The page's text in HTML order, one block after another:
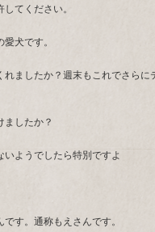
てください。
犬です。
れましたか？週末もこれでさらに
ましたか？
いようでしたら特別ですよ
す。通称もえさんです。